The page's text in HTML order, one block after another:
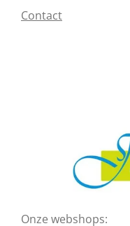
Contact
Onze webshops: